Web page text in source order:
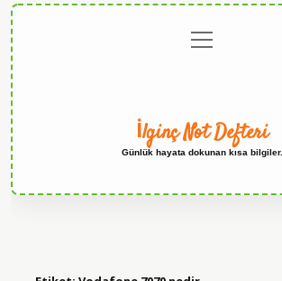
menüyü
aç
İlginç Not Defteri
Günlük hayata dokunan kısa bilgiler.